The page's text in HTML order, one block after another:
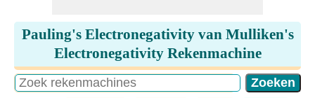
Pauling's Electronegativity van Mulliken's
Electronegativity Rekenmachine